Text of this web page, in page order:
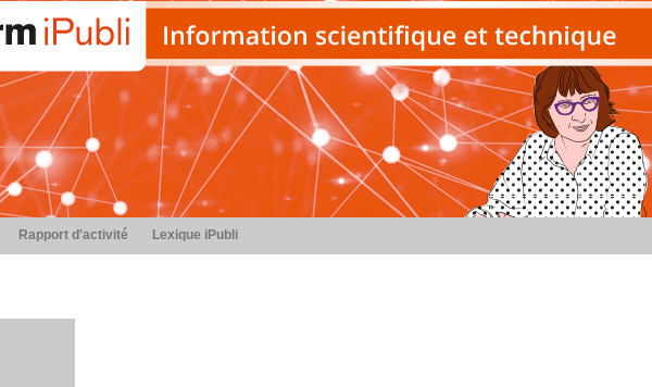
Rapport d'activité Lexique iPubli